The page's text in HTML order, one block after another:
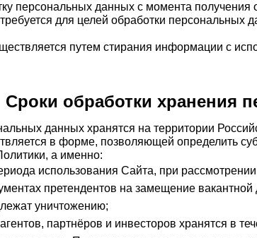
персональных данных с момента
для целей обработки персональных
путем стирания информации с
Сроки обработки хранения
данных хранятся на территории
в форме, позволяющей определить
а именно:
использования Сайта, при
претендентов на замещение
уничтожению;
партнёров и инвесторов хранятся в